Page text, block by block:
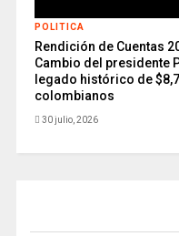
POLITICA
Rendición de Cuentas
Cambio del presidente
legado histórico de
colombianos
30 julio, 2026